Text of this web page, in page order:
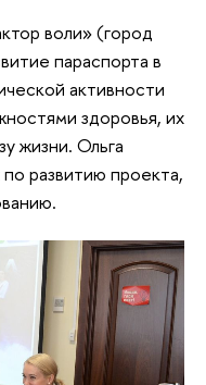
воли» (город
параспорта в
активности
здоровья, их
жизни. Ольга
развитию проекта,